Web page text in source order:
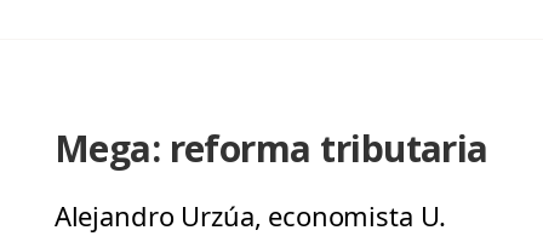
Mega: reforma tributaria
Alejandro Urzúa, economista U.